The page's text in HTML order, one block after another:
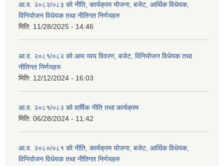
आ.व. २०८२/०८३ को नीति, कार्यक्रम योजना, बजेट, आर्थिक विधेयक,
विनियोजन विधेयक तथा नीतिगत निर्णयहरु
मिति: 11/28/2025 - 14:46
आ.व. २०८१/०८२ को आय व्यय विवरण, बजेट, विनियोजन विधेयक तथा
नीतिगत निर्णयहरु
मिति: 12/12/2024 - 16:03
आ.व. २०८१/०८२ को वार्षिक नीति तथा कार्यक्रम
मिति: 06/28/2024 - 11:42
आ.व. २०८०/०८१ को नीति, कार्यक्रम योजना, बजेट, आर्थिक विधेयक,
विनियोजन विधेयक तथा नीतिगत निर्णयहरु